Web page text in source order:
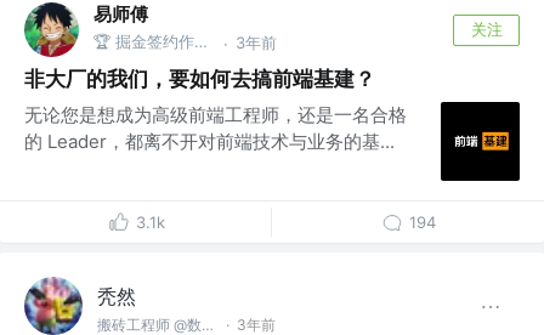
易师傅
🏆 掘金签约作者 @One Piece · 3年前
关注
非大厂的我们，要如何去搞前端基建？
无论您是想成为高级前端工程师，还是一名合格
的 Leader，都离不开对前端技术与业务的基...
3.1k 194
秃然
搬砖工程师 @数字游民 · 3年前